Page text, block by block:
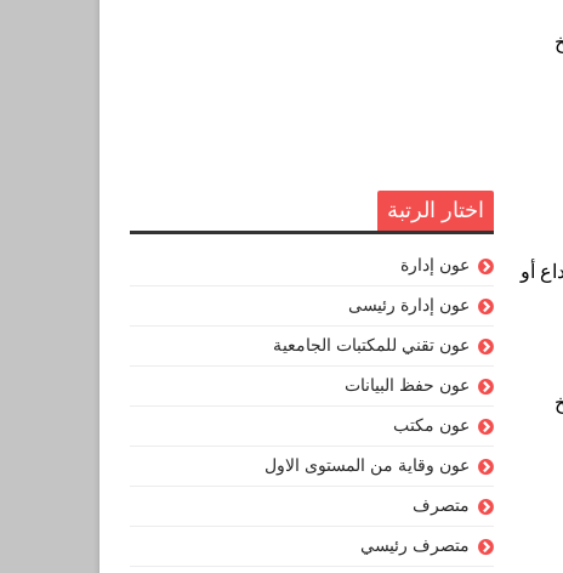
أو
اختار الرتبة
عون إدارة
عون إدارة رئيسى
عون تقني للمكتبات الجامعية
عون حفظ البيانات
عون مكتب
عون وقاية من المستوى الاول
متصرف
متصرف رئيسي